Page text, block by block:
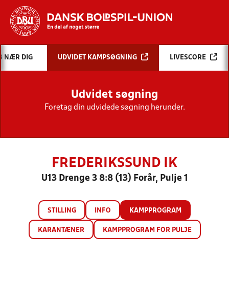
Hvad vil du søge efter?
INDHOLD OG NYHEDER
STILLINGER, RESULTATER, KLUBBER OG
HOLD
NÆR DIG UDVIDET KAMPSØGNING LIVESCORE
Udvidet søgning
Foretag din udvidede søgning herunder.
FREDERIKSSUND IK
U13 Drenge 3 8:8 (13) Forår, Pulje 1
STILLING INFO KAMPPROGRAM
KARANTÆNER KAMPPROGRAM FOR PULJE